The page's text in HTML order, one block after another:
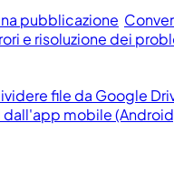
pubblicazione
e risoluzione dei
file da Google
dall'app mobile